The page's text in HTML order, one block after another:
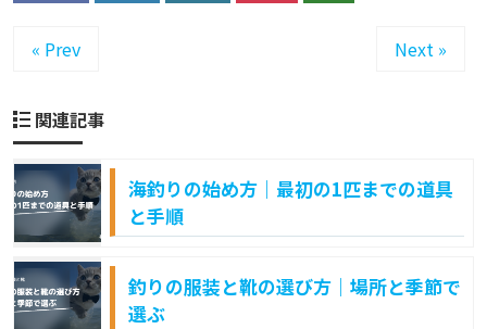
« Prev Next »
関連記事
海釣りの始め方｜最初の1匹までの道具
と手順
釣りの服装と靴の選び方｜場所と季節で
選ぶ